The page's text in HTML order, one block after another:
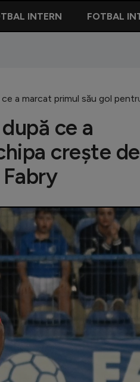
INTERN FOTBAL
a marcat primul său gol
ce a
crește de